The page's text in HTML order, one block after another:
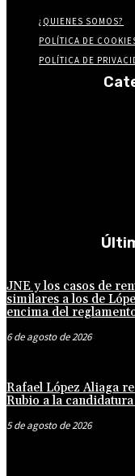
¿QUIENES SOMOS?
POLÍTICA DE
POLÍTICA DE
JNE y los casos de
similares a los de
encima del
6 de agosto de 2026
Rafael López Aliaga
Rubio a la
5 de agosto de 2026